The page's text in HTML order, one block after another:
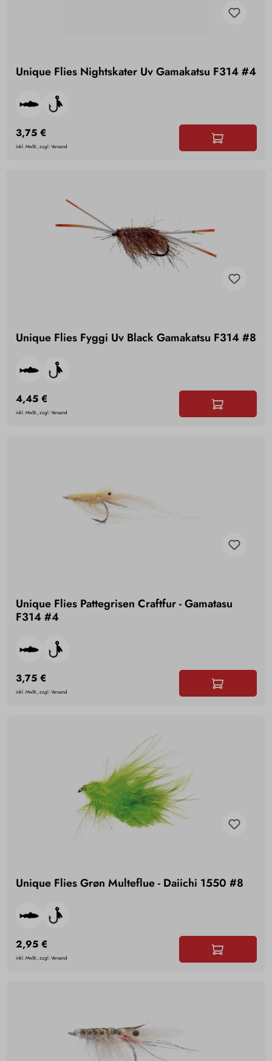
Unique Flies Nightskater Uv Gamakatsu F314 #4
3,75 €
inkl. MwSt., zzgl. Versand
Unique Flies Fyggi Uv Black Gamakatsu F314 #8
4,45 €
inkl. MwSt., zzgl. Versand
Unique Flies Pattegrisen Craftfur - Gamatasu
F314 #4
3,75 €
inkl. MwSt., zzgl. Versand
Unique Flies Grøn Multeflue - Daiichi 1550 #8
2,95 €
inkl. MwSt., zzgl. Versand